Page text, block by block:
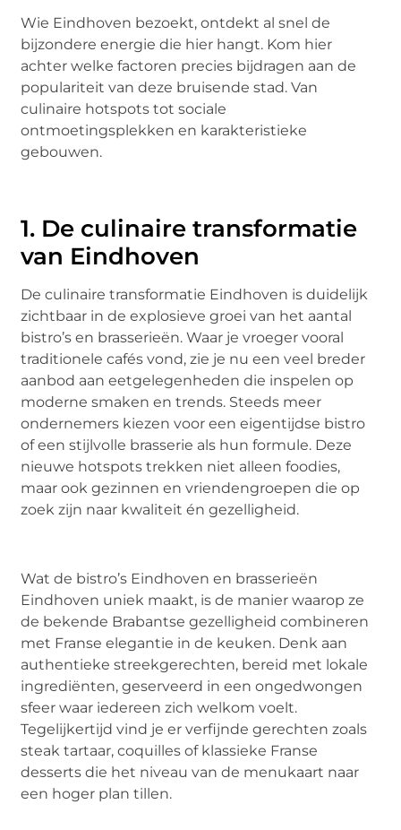
Wie Eindhoven bezoekt, ontdekt al snel de
bijzondere energie die hier hangt. Kom hier
achter welke factoren precies bijdragen aan de
populariteit van deze bruisende stad. Van
culinaire hotspots tot sociale
ontmoetingsplekken en karakteristieke
gebouwen.
1. De culinaire transformatie
van Eindhoven
De culinaire transformatie Eindhoven is duidelijk
zichtbaar in de explosieve groei van het aantal
bistro’s en brasserieën. Waar je vroeger vooral
traditionele cafés vond, zie je nu een veel breder
aanbod aan eetgelegenheden die inspelen op
moderne smaken en trends. Steeds meer
ondernemers kiezen voor een eigentijdse bistro
of een stijlvolle brasserie als hun formule. Deze
nieuwe hotspots trekken niet alleen foodies,
maar ook gezinnen en vriendengroepen die op
zoek zijn naar kwaliteit én gezelligheid.
Wat de bistro’s Eindhoven en brasserieën
Eindhoven uniek maakt, is de manier waarop ze
de bekende Brabantse gezelligheid combineren
met Franse elegantie in de keuken. Denk aan
authentieke streekgerechten, bereid met lokale
ingrediënten, geserveerd in een ongedwongen
sfeer waar iedereen zich welkom voelt.
Tegelijkertijd vind je er verfijnde gerechten zoals
steak tartaar, coquilles of klassieke Franse
desserts die het niveau van de menukaart naar
een hoger plan tillen.